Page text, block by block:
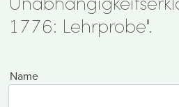
1776: Lehrprobe".
Name